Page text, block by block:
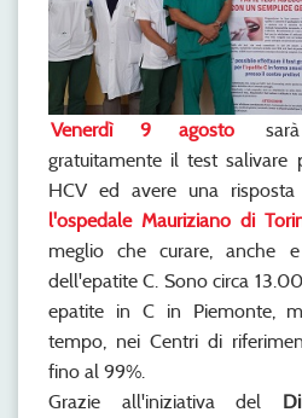
Venerdì 9 agosto
sarà
gratuitamente il test salivare
HCV ed avere una
l'ospedale Mauriziano di
meglio che curare, anche
dell'epatite C. Sono circa
epatite in C in Piemonte,
tempo, nei Centri di
fino al 99%.
Grazie all'iniziativa del